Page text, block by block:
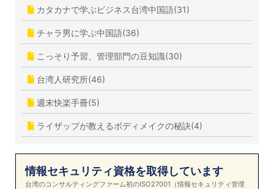
カタカナで学ぶビジネス台湾中国語(31)
チャラ男に学ぶ中国語(36)
こっそり予習、管理部門の豆知識(30)
台湾人研究所(46)
週末快楽手冊(5)
ライザップが教えるボディメイクの秘訣(4)
情報セキュリティ資格を取得しています
台湾のコンサルティングファーム初のISO27001（情報セキュリティ管理